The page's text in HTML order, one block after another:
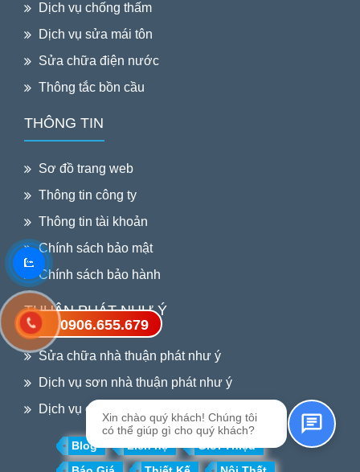
Dịch vụ chống thấm
Dịch vụ sửa mái tôn
Sửa chữa điện nước
Thông tắc bồn cầu
THÔNG TIN
Sơ đồ trang web
Thông tin công ty
Thông tin tài khoản
Chính sách bảo mật
Chính sách bảo hành
THUẬN PHÁT NHƯ Ý
Sửa chữa nhà thuận phát như ý
Dịch vụ sơn nhà thuận phát như ý
Dịch vụ chống thấm thuận phát như ý
Blog Liên hệ
Giới Thiệu
0906.655.679
Xin chào quý khách! Chúng tôi
có thể giúp gì cho quý khách?